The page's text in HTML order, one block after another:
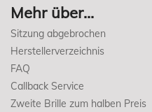
Mehr über...
Sitzung abgebrochen
Herstellerverzeichnis
FAQ
Callback Service
Zweite Brille zum halben Preis